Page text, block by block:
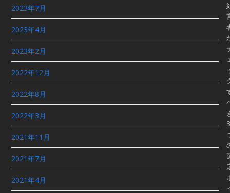
2023年7月
2023年4月
2023年2月
2022年12月
2022年8月
2022年3月
2021年11月
2021年7月
2021年4月
3